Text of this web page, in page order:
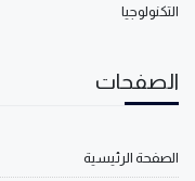
التكنولوجيا
الصفحات
الصفحة الرئيسية